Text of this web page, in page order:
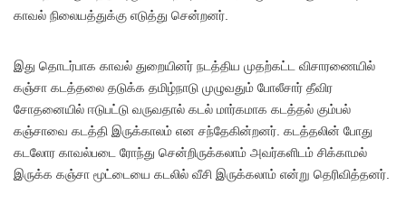
காவல் நிலையத்துக்கு எடுத்து சென்றனர்.
இது தொடர்பாக காவல் துறையினர் நடத்திய முதற்கட்ட விசாரணையில்
கஞ்சா கடத்தலை தடுக்க தமிழ்நாடு முழுவதும் போலீசார் தீவிர
சோதனையில் ஈடுபட்டு வருவதால் கடல் மார்கமாக கடத்தல் கும்பல்
கஞ்சாவை கடத்தி இருக்காலம் என சந்தேகின்றனர். கடத்தலின் போது
கடலோர காவல்படை ரோந்து சென்றிருக்கலாம் அவர்களிடம் சிக்காமல்
இருக்க கஞ்சா மூட்டையை கடலில் வீசி இருக்கலாம் என்று தெரிவித்தனர்.